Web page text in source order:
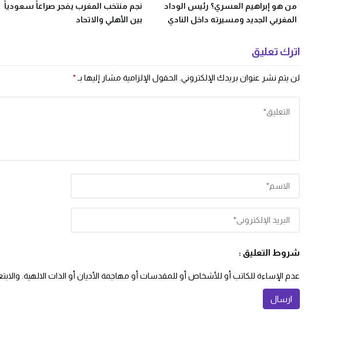
من هو إبراهيم العسري؟ رئيس الوداد
المغربي الجديد ومسيرته داخل النادي
نجم منتخب المغرب يفجر صراعاً سعودياً
بين الأهلي والاتحاد
اترك تعليق
لن يتم نشر عنوان بريدك الإلكتروني. الحقول الإلزامية مشار إليها بـ *
شروط التعليق :
عدم الإساءة للكاتب أو للأشخاص أو للمقدسات أو مهاجمة الأديان أو الذات الالهية.